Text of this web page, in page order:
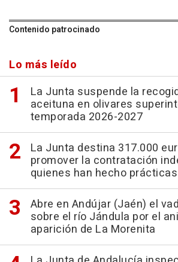
Contenido patrocinado
Lo más leído
La Junta suspende la
aceituna en olivares
temporada 2026-2027
La Junta destina 317.000
promover la contratación
quienes han hecho prácticas
Abre en Andújar (Jaén) el
sobre el río Jándula por el
aparición de La Morenita